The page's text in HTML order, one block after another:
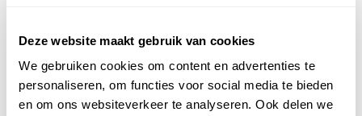
Deze website maakt gebruik van cookies
We gebruiken cookies om content en advertenties te
personaliseren, om functies voor social media te bieden
en om ons websiteverkeer te analyseren. Ook delen we
BEKIJK
Deel deze pagina! DELEN OP FACEBOOK
DELEN OP XDELEN VIA DE MAIL
DELEN OP PINTEREST
DELEN OP